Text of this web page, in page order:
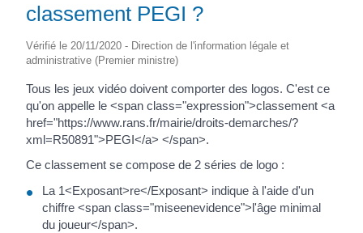
classement PEGI ?
Vérifié le 20/11/2020 - Direction de l'information légale et
administrative (Premier ministre)
Tous les jeux vidéo doivent comporter des logos. C'est ce
qu'on appelle le <span class="expression">classement <a
href="https://www.rans.fr/mairie/droits-demarches/?
xml=R50891">PEGI</a> </span>.
Ce classement se compose de 2 séries de logo :
La 1<Exposant>re</Exposant> indique à l'aide d'un
chiffre <span class="miseenevidence">l'âge minimal
du joueur</span>.